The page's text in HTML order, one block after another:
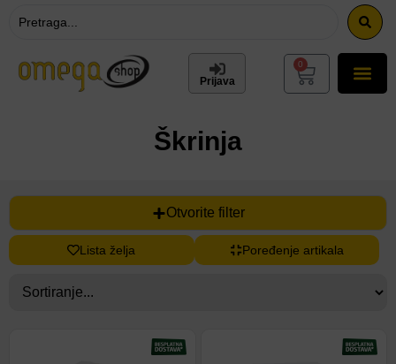
Prijava
0
Škrinja
Otvorite filter
Lista želja Poređenje artikala